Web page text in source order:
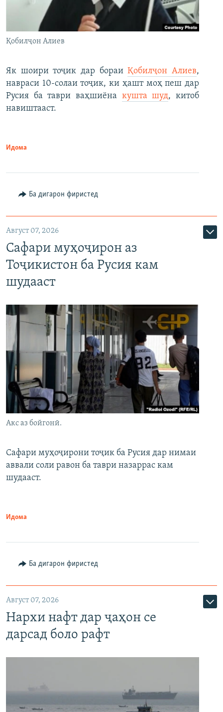
Қобилҷон Алиев
Як шоири тоҷик дар бораиҚобилҷон Алиев,
навраси 10-солаи тоҷик, ки ҳашт моҳ пеш дар
Русия ба таври ваҳшиёна кушта шуд, китоб
навиштааст.
Идома
Ба дигарон фиристед
Август 07, 2026
Сафари муҳоҷирон аз
Тоҷикистон ба Русия кам
шудааст
Акс аз бойгонӣ.
Сафари муҳоҷирони тоҷик ба Русия дар нимаи
аввали соли равон ба таври назаррас кам
шудааст.
Идома
Ба дигарон фиристед
Август 07, 2026
Нархи нафт дар ҷаҳон се
дарсад боло рафт